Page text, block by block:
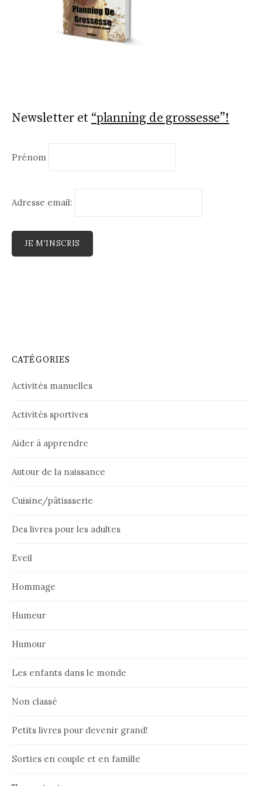
Newsletter et “planning de grossesse”!
Prénom
Adresse email:
CATÉGORIES
Activités manuelles
Activités sportives
Aider à apprendre
Autour de la naissance
Cuisine/pâtissserie
Des livres pour les adultes
Eveil
Hommage
Humeur
Humour
Les enfants dans le monde
Non classé
Petits livres pour devenir grand!
Sorties en couple et en famille